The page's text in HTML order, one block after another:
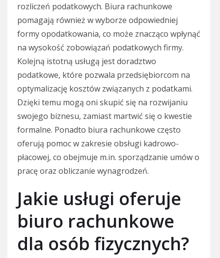
rozliczeń podatkowych. Biura rachunkowe
pomagają również w wyborze odpowiedniej
formy opodatkowania, co może znacząco wpłynąć
na wysokość zobowiązań podatkowych firmy.
Kolejną istotną usługą jest doradztwo
podatkowe, które pozwala przedsiębiorcom na
optymalizację kosztów związanych z podatkami.
Dzięki temu mogą oni skupić się na rozwijaniu
swojego biznesu, zamiast martwić się o kwestie
formalne. Ponadto biura rachunkowe często
oferują pomoc w zakresie obsługi kadrowo-
płacowej, co obejmuje m.in. sporządzanie umów o
pracę oraz obliczanie wynagrodzeń.
Jakie usługi oferuje
biuro rachunkowe
dla osób fizycznych?